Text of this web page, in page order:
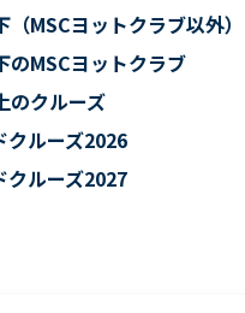
（MSCヨットクラブ以外）
のMSCヨットクラブ
のクルーズ
クルーズ2026
クルーズ2027